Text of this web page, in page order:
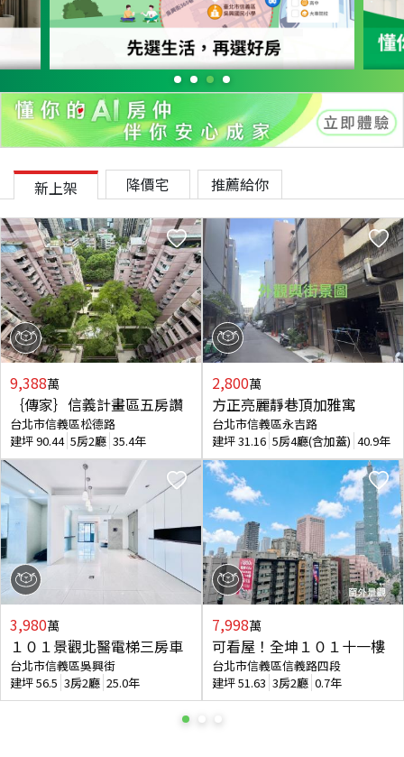
新上架 降價宅 推薦給你
9,388萬
｛傳家｝信義計畫區五房讚
台北市信義區松德路
建坪90.44 5房2廳 35.4年
3,980萬
１０１景觀北醫電梯三房車
台北市信義區吳興街
建坪56.5 3房2廳 25.0年
2,800萬
方正亮麗靜巷頂加雅寓
台北市信義區永吉路
建坪31.16 5房4廳(含加蓋) 40.9年
7,998萬
可看屋！全坤１０１十一樓
台北市信義區信義路四段
建坪51.63 3房2廳 0.7年